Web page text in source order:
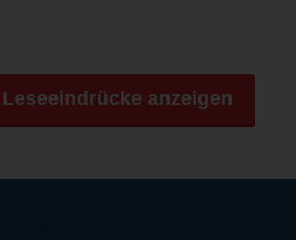
anzeigen